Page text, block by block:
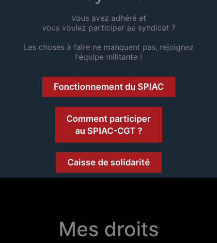
Vous avez adhéré et
vous voulez participer au syndicat ?
Les choses à faire ne manquent pas, rejoignez
l'équipe militante !
Fonctionnement du SPIAC
Comment participer
au SPIAC-CGT ?
Caisse de solidarité
Mes droits